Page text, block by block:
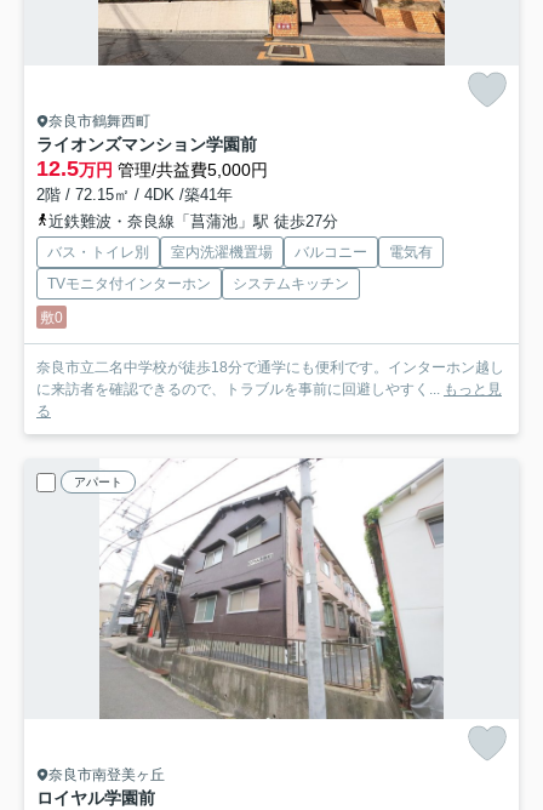
奈良市鶴舞西町
ライオンズマンション学園前
12.5万円 管理/共益費5,000円
2階 / 72.15㎡ / 4DK /築41年
近鉄難波・奈良線「菖蒲池」駅 徒歩27分
バス・トイレ別 室内洗濯機置場 バルコニー
電気有
TVモニタ付インターホン
システムキッチン
敷0
奈良市立二名中学校が徒歩18分で通学にも便利です。インターホン越し
に来訪者を確認できるので、トラブルを事前に回避しやすく...
もっと見
る
アパート
奈良市南登美ヶ丘
ロイヤル学園前